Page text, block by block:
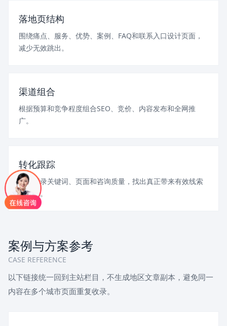
落地页结构
围绕痛点、服务、优势、案例、FAQ和联系入口设计页面，
减少无效跳出。
渠道组合
根据预算和竞争程度组合SEO、竞价、内容发布和全网推
广。
转化跟踪
持续记录关键词、页面和咨询质量，找出真正带来有效线索
的入口。
案例与方案参考
CASE REFERENCE
以下链接统一回到主站栏目，不生成地区文章副本，避免同一
内容在多个城市页面重复收录。